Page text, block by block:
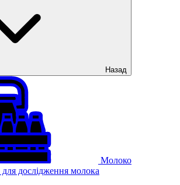
Назад
Молоко
дослідження молока